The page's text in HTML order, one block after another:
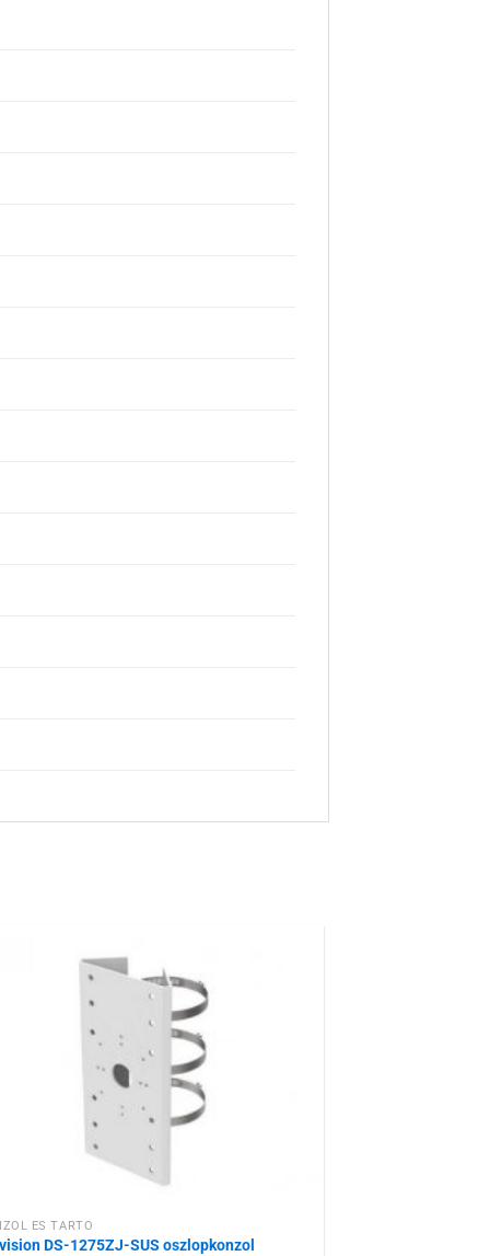
ÉS TARTÓ
DS-1275ZJ-SUS oszlopkonzol